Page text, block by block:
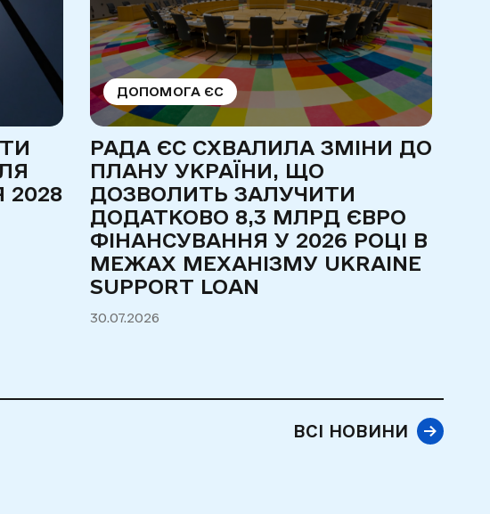
2028
ДОПОМОГА ЄС
РАДА ЄС СХВАЛИЛА ЗМІНИ ДО
ПЛАНУ УКРАЇНИ, ЩО
ДОЗВОЛИТЬ ЗАЛУЧИТИ
ДОДАТКОВО 8,3 МЛРД ЄВРО
ФІНАНСУВАННЯ У 2026 РОЦІ В
МЕЖАХ МЕХАНІЗМУ UKRAINE
SUPPORT LOAN
30.07.2026
ВСІ НОВИНИ